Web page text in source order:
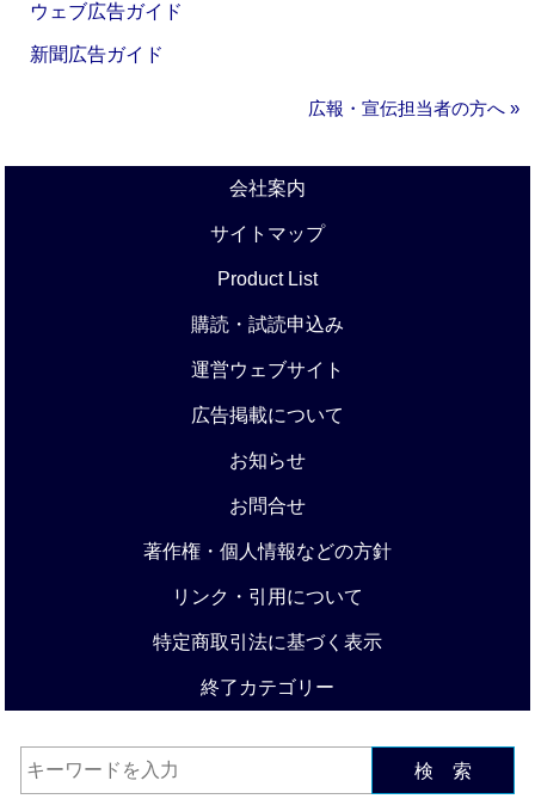
ウェブ広告ガイド
新聞広告ガイド
広報・宣伝担当者の方へ »
会社案内
サイトマップ
Product List
購読・試読申込み
運営ウェブサイト
広告掲載について
お知らせ
お問合せ
著作権・個人情報などの方針
リンク・引用について
特定商取引法に基づく表示
終了カテゴリー
検 索